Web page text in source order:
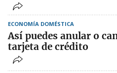
ECONOMÍA DOMÉSTICA
Así puedes anular o
tarjeta de crédito